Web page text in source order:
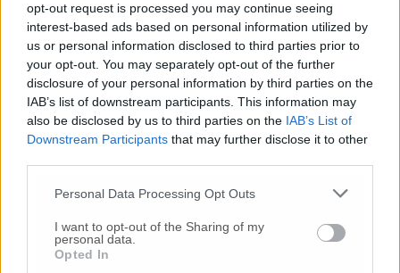
opt-out request is processed you may continue seeing
interest-based ads based on personal information utilized by
us or personal information disclosed to third parties prior to
your opt-out. You may separately opt-out of the further
disclosure of your personal information by third parties on the
IAB’s list of downstream participants. This information may
also be disclosed by us to third parties on the IAB’s List of
Downstream Participants that may further disclose it to other
Personal Data Processing Opt Outs
I want to opt-out of the Sharing of my
personal data.
Opted In
24 Lug- Maltrattamenti all’asilo, parla il sindaco:
«Notifica arrivata in mattinata,anche i miei figli
sono andati lì»
2 Ago-Fermato col taser,muore in ospedale dopo un
inseguimento.Indagini in corso per accertare le
cause
16 Lug-Tragedia a Marzocca, donna travolta e uccisa
da un treno(Foto)
-Malore in casa, muoreil professore Pino Attili
-«Le urla e il pianto di mia madre al telefono:
“L’ha uccisa. Corri. Prendi l’aereo”
Così ho saputo della
morte di mia sorella»